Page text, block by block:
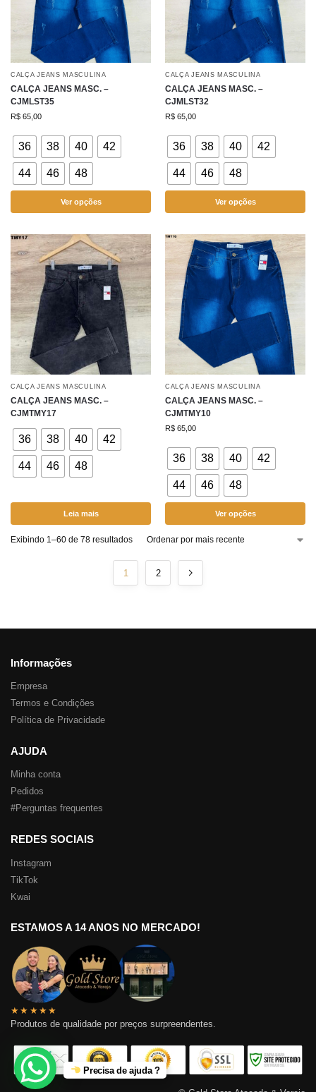
CALÇA JEANS MASCULINA
CALÇA JEANS MASC. –
CJMLST35
R$ 65,00
36 38 40 42
44 46 48
Ver opções
CALÇA JEANS MASCULINA
CALÇA JEANS MASC. –
CJMLST32
R$ 65,00
36 38 40 42
44 46 48
Ver opções
CALÇA JEANS MASCULINA
CALÇA JEANS MASC. –
CJMTMY17
36 38 40 42
44 46 48
Leia mais
CALÇA JEANS MASCULINA
CALÇA JEANS MASC. –
CJMTMY10
R$ 65,00
36 38 40 42
44 46 48
Ver opções
Exibindo 1–60 de 78 resultados
1 2
Informações
Empresa
Termos e Condições
Política de Privacidade
AJUDA
Minha conta
Pedidos
#Perguntas frequentes
REDES SOCIAIS
Instagram
TikTok
Kwai
ESTAMOS A 14 ANOS NO MERCADO!
★★★★★
Produtos de qualidade por preços surpreendentes.
Precisa de ajuda ?